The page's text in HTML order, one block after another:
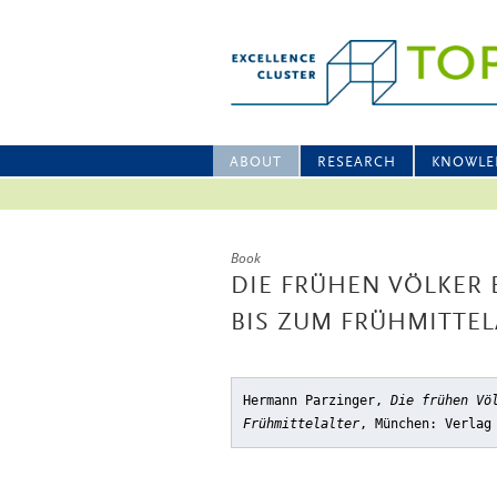
ABOUT RESEARCH
Book
DIE FRÜHEN VÖLKER
BIS ZUM
Hermann Parzinger, Die frühen
Frühmittelalter, München: Verlag